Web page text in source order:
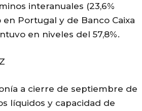
interanuales (23,6%
Portugal y de Banco Caixa
en niveles del 57,8%.
a cierre de septiembre de
líquidos y capacidad de